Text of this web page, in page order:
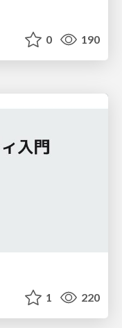
0 190
1 220